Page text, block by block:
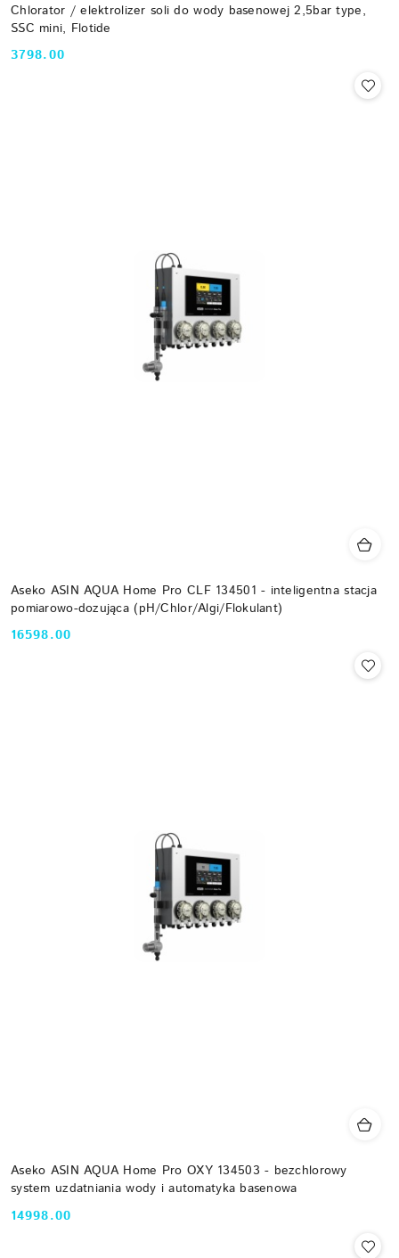
Chlorator / elektrolizer soli do wody basenowej 2,5bar type,
SSC mini, Flotide
Cena:
3798.00
Aseko ASIN AQUA Home Pro CLF 134501 - inteligentna stacja
pomiarowo-dozująca (pH/Chlor/Algi/Flokulant)
Cena:
16598.00
Aseko ASIN AQUA Home Pro OXY 134503 - bezchlorowy
system uzdatniania wody i automatyka basenowa
Cena:
14998.00